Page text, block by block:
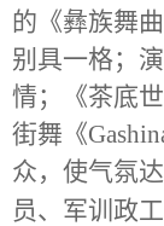
的《彝族舞
别具一格；
情；《茶底
街舞《
众，使气氛
员、军训政